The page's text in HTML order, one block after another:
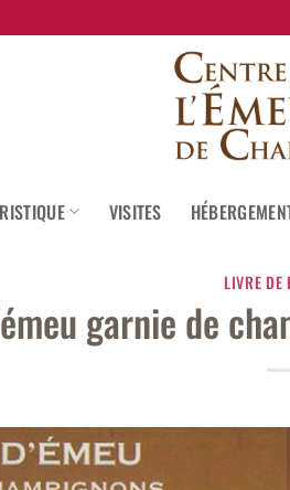
VISITES
LIVRE DE
garnie de